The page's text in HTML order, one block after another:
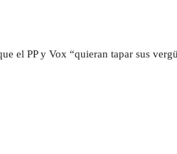
el PP y Vox “quieran tapar sus